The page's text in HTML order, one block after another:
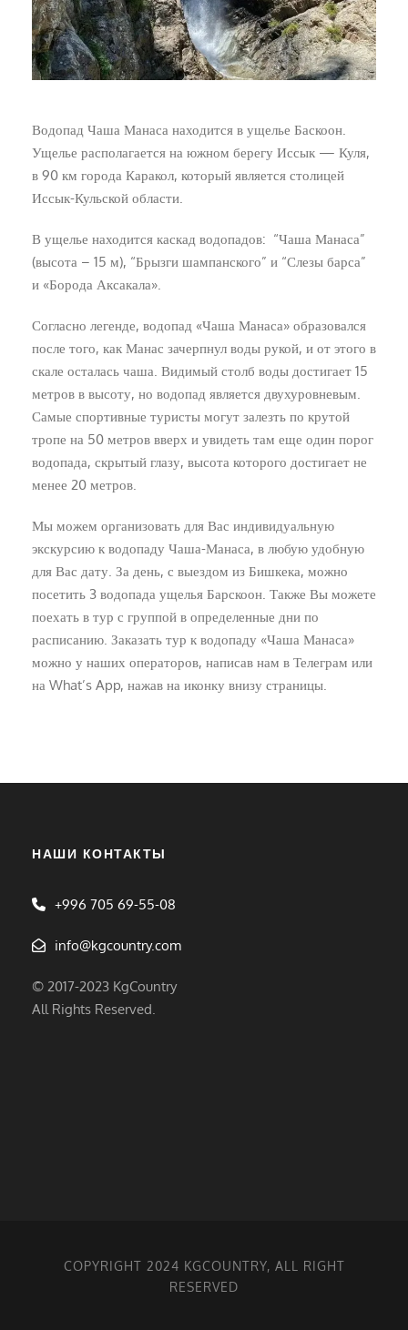
Водопад Чаша Манаса находится в ущелье Баскоон.
Ущелье располагается на южном берегу Иссык — Куля,
в 90 км города Каракол, который является столицей
Иссык-Кульской области.
В ущелье находится каскад водопадов: “Чаша Манаса”
(высота – 15 м), “Брызги шампанского” и “Слезы барса”
и «Борода Аксакала».
Согласно легенде, водопад «Чаша Манаса» образовался
после того, как Манас зачерпнул воды рукой, и от этого в
скале осталась чаша. Видимый столб воды достигает 15
метров в высоту, но водопад является двухуровневым.
Самые спортивные туристы могут залезть по крутой
тропе на 50 метров вверх и увидеть там еще один порог
водопада, скрытый глазу, высота которого достигает не
менее 20 метров.
Мы можем организовать для Вас индивидуальную
экскурсию к водопаду Чаша-Манаса, в любую удобную
для Вас дату. За день, с выездом из Бишкека, можно
посетить 3 водопада ущелья Барскоон. Также Вы можете
поехать в тур с группой в определенные дни по
расписанию. Заказать тур к водопаду «Чаша Манаса»
можно у наших операторов, написав нам в Телеграм или
на What’s App, нажав на иконку внизу страницы.
НАШИ КОНТАКТЫ
+996 705 69-55-08
info@kgcountry.com
© 2017-2023 KgCountry
All Rights Reserved.
COPYRIGHT 2024 KGCOUNTRY, ALL RIGHT
RESERVED